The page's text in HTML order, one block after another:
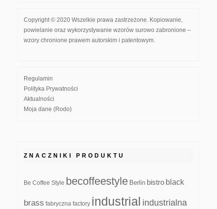
Copyright © 2020 Wszelkie prawa zastrzeżone. Kopiowanie,
powielanie oraz wykorzystywanie wzorów surowo zabronione –
wzory chronione prawem autorskim i patentowym.
Regulamin
Polityka Prywatności
Aktualności
Moja dane (Rodo)
ZNACZNIKI PRODUKTU
Be Coffee Style becoffeestyle Berlin bistro black
brass fabryczna factory industrial industrialna